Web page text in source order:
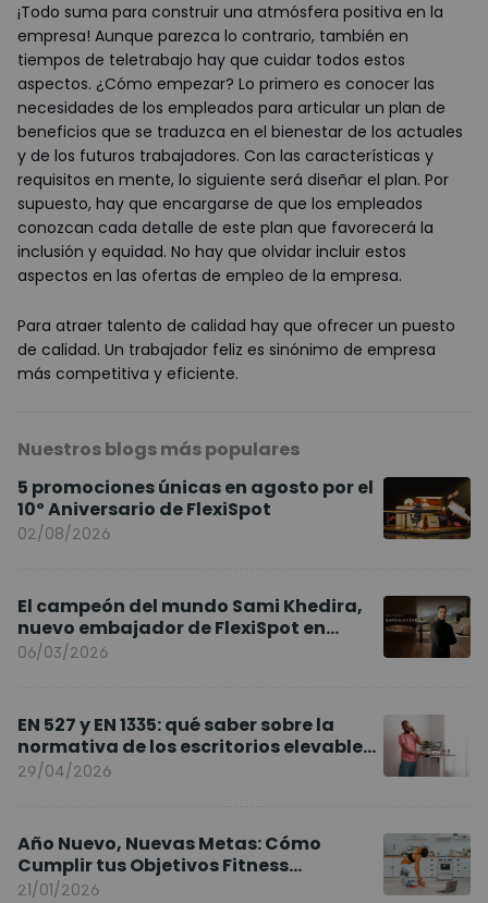
¡Todo suma para construir una atmósfera positiva en la
empresa! Aunque parezca lo contrario, también en
tiempos de teletrabajo hay que cuidar todos estos
aspectos. ¿Cómo empezar? Lo primero es conocer las
necesidades de los empleados para articular un plan de
beneficios que se traduzca en el bienestar de los actuales
y de los futuros trabajadores. Con las características y
requisitos en mente, lo siguiente será diseñar el plan. Por
supuesto, hay que encargarse de que los empleados
conozcan cada detalle de este plan que favorecerá la
inclusión y equidad. No hay que olvidar incluir estos
aspectos en las ofertas de empleo de la empresa.
Para atraer talento de calidad hay que ofrecer un puesto
de calidad. Un trabajador feliz es sinónimo de empresa
más competitiva y eficiente.
Nuestros blogs más populares
5 promociones únicas en agosto por el
10º Aniversario de FlexiSpot
02/08/2026
El campeón del mundo Sami Khedira,
nuevo embajador de FlexiSpot en
Europa
06/03/2026
EN 527 y EN 1335: qué saber sobre la
normativa de los escritorios elevables
y sillas ergonómicas
29/04/2026
Año Nuevo, Nuevas Metas: Cómo
Cumplir tus Objetivos Fitness
Entrenando en Casa
21/01/2026